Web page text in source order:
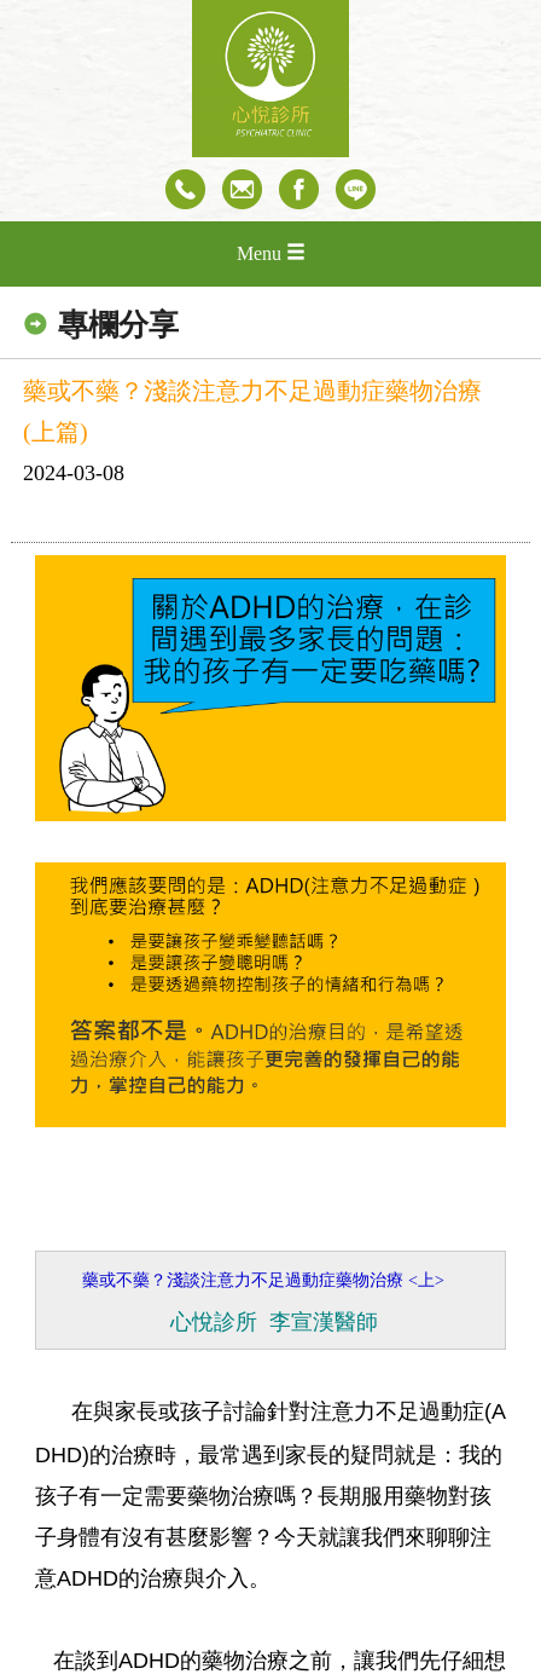
Menu
專欄分享
藥或不藥？淺談注意力不足過動症藥物治療
(上篇)
2024-03-08
藥或不藥？淺談注意力不足過動症藥物治療 <上>
心悅診所 李宣漢醫師
在與家長或孩子討論針對注意力不足過動症(A
DHD)的治療時，最常遇到家長的疑問就是：我的
孩子有一定需要藥物治療嗎？長期服用藥物對孩
子身體有沒有甚麼影響？今天就讓我們來聊聊注
意ADHD的治療與介入。
在談到ADHD的藥物治療之前，讓我們先仔細想